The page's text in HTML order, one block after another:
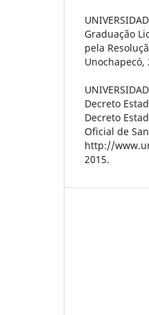
Graduação
pela
Unochapecó,
Decreto
Decreto
Oficial de
http://
2015.